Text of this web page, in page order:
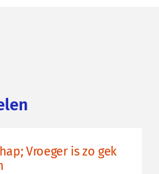
Vroeger is zo gek